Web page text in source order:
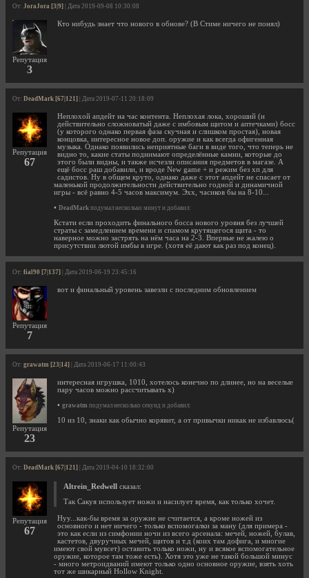
От: JoraJora [3|9] | Дата 2019-09-08 10:30:08
Репутация
3
Кто нибудь знает что нового в обнове? (В Стиме ничего не понял)
От: DeadMark [67|121] | Дата 2019-07-11 20:18:09
Репутация
67
Неплохой апдейт на час контента. Неплохая лока, хороший (и
действительно сложноватый даже с имбовым щитом и аптечками) босс
(у которого однако первая фаза скучная и слишком простая), новая
концовка, интересное новое доп. оружие и как всегда офигенная
музыка. Однако появились неприятные баги в виде того, что теперь не
видно то, какие статы поднимают определённые камни, которые до
этого были видны, и также исчезли описания предметов в магазе. А
ещё босс раш добавили, и вроде New game + и режим без хп для
садистов. Ну в общем круто, однако даже с этот апдейт не спасает от
маленькой продолжительности действительно годной и динамичной
игры - всё равно 4-5 часов максимум. Эхх, часиков бы на 8-10...
• DeadMark подумал несколько минут и добавил:
Кстати если проходить финального босса нового уровня без лучшей
страты с замедлением времени и спамом крутящегося щита - то
наверное можно застрять на нём часа на 2-3. Впервые не жалею о
присутствии лютой имбы в игре. (хотя её дают как раз под конец).
От: fial90 [7|137] | Дата 2019-06-19 23:45:16
Репутация
7
вот и финальный уровень завезли с последним обновлением
От: grawatm [23|14] | Дата 2019-06-17 11:00:43
Репутация
23
интересная игрушка, 1010, хотелось конечно по длинее, но на веселые
пару часов можно рассчитывать х)
• grawatm подумал несколько секунд и добавил:
10 из 10, знаки как обычно корявит, а от привычки никак не избавлюсь(
От: DeadMark [67|121] | Дата 2019-04-10 18:32:00
Репутация
67
Altrein_Redwell сказал:
Так Сакуя использует ножи и насилует время, как только хочет.
Нуу...как-бы время за оружие не считается, а кроме ножей из
основного и нет ничего - только вспомогалки за ману (для примера -
это как если из симфонии ночи из всего арсенала: мечей, ножей, булав,
кастетов, двуручных мечей, щитов и т.д (коих там дофига, и многие
имеют свой мувсет) оставить только ножи, ну и всякое вспомогательное
оружие, которое там тоже есть). Хотя это уже не такой большой минус
- много метроидваний имеют только одно основное оружие, взять хоть
тот же шикарный Hollow Knight.